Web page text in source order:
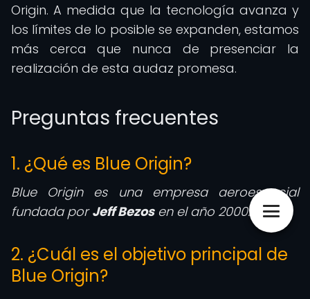
Origin. A medida que la tecnología avanza y
los límites de lo posible se expanden, estamos
más cerca que nunca de presenciar la
realización de esta audaz promesa.
Preguntas frecuentes
1. ¿Qué es Blue Origin?
Blue Origin es una empresa aeroespacial
fundada porJeff Bezosen el año 2000.
2. ¿Cuál es el objetivo principal de
Blue Origin?